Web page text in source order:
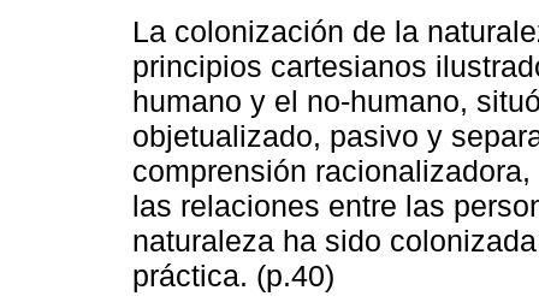
La colonización de la
principios cartesianos
humano y el no-humano,
objetualizado, pasivo y
comprensión
las relaciones entre las
naturaleza ha sido
práctica. (p.40)